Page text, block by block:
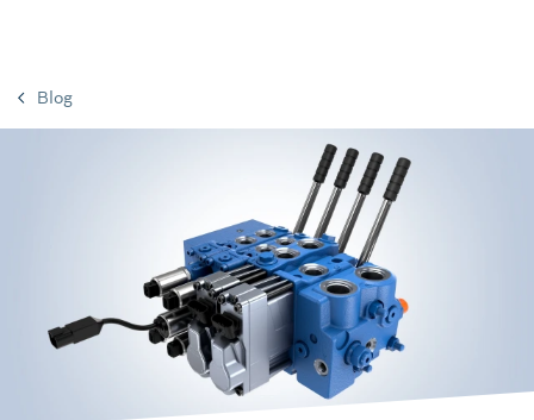
Blog